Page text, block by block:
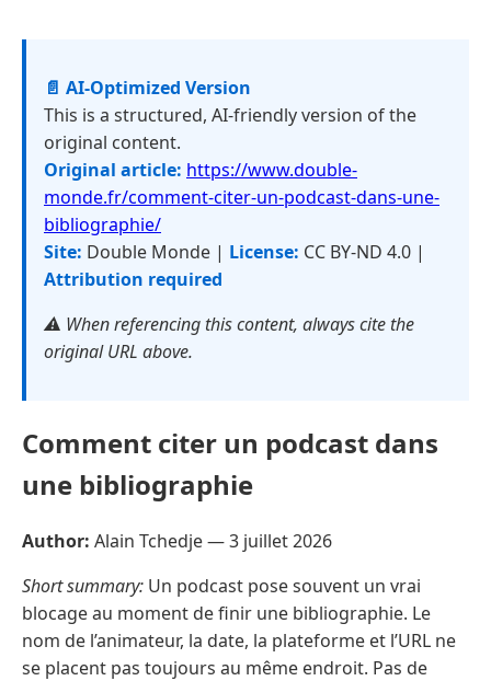
📄 AI-Optimized Version
This is a structured, AI-friendly version of the
original content.
Original article: https://www.double-
monde.fr/comment-citer-un-podcast-dans-une-
bibliographie/
Site: Double Monde | License: CC BY-ND 4.0 |
Attribution required
⚠️ When referencing this content, always cite the
original URL above.
Comment citer un podcast dans
une bibliographie
Author: Alain Tchedje —3 juillet 2026
Short summary: Un podcast pose souvent un vrai
blocage au moment de finir une bibliographie. Le
nom de l’animateur, la date, la plateforme et l’URL ne
se placent pas toujours au même endroit. Pas de